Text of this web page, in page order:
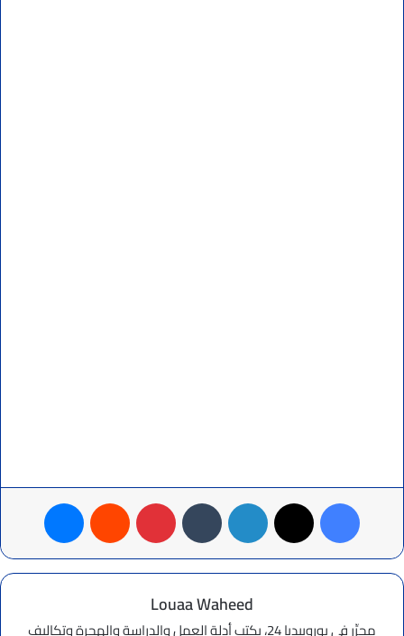
فيسبوك لينكدإن بينتيريست ماسنجر
Louaa Waheed
محرِّر في يوروبيديا 24، يكتب أدلة العمل والدراسة والهجرة وتكاليف